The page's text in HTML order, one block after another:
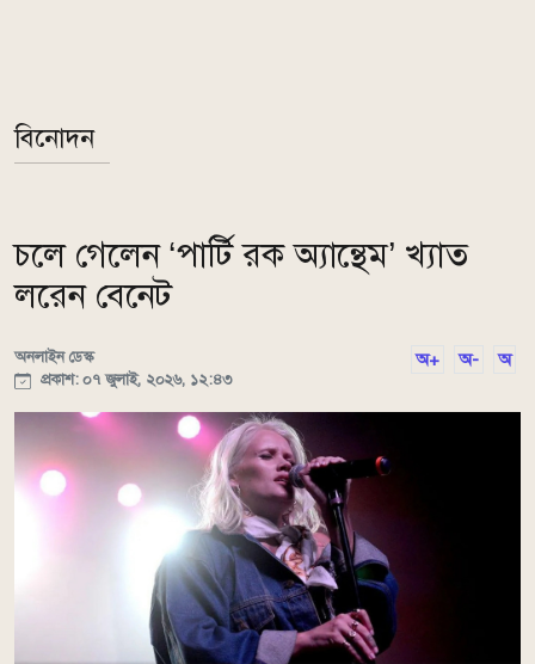
বিনোদন
চলে গেলেন ‘পার্টি রক অ্যান্থেম’ খ্যাত
লরেন বেনেট
অনলাইন ডেস্ক
প্রকাশ: ০৭ জুলাই, ২০২৬, ১২:৪৩
অ+ অ- অ